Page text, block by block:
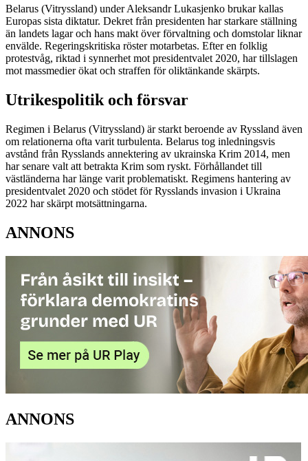
Belarus (Vitryssland) under Aleksandr Lukasjenko brukar kallas
Europas sista diktatur. Dekret från presidenten har starkare ställning
än landets lagar och hans makt över förvaltning och domstolar liknar
envälde. Regeringskritiska röster motarbetas. Efter en folklig
protestvåg, riktad i synnerhet mot presidentvalet 2020, har tillslagen
mot massmedier ökat och straffen för oliktänkande skärpts.
Utrikespolitik och försvar
Regimen i Belarus (Vitryssland) är starkt beroende av Ryssland även
om relationerna ofta varit turbulenta. Belarus tog inledningsvis
avstånd från Rysslands annektering av ukrainska Krim 2014, men
har senare valt att betrakta Krim som ryskt. Förhållandet till
västländerna har länge varit problematiskt. Regimens hantering av
presidentvalet 2020 och stödet för Rysslands invasion i Ukraina
2022 har skärpt motsättningarna.
ANNONS
ANNONS